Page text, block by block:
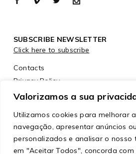
Valorizamos a sua
Utilizamos cookies para melhorar
navegação, apresentar anúncios
personalizados e analisar o nosso
em "Aceitar Todos", concorda
SUBSCRIBE NEWSLETTER
Click here to subscribe
Contacts
Privacy Policy
Cookies Policy